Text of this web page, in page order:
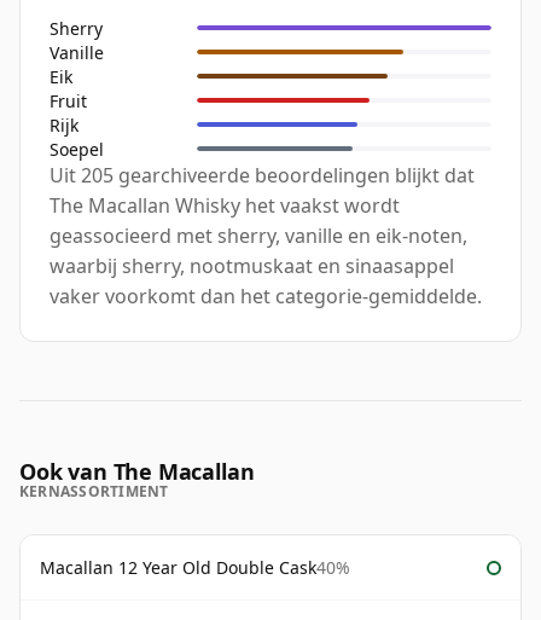
Sherry
Vanille
Eik
Fruit
Rijk
Soepel
Uit 205 gearchiveerde beoordelingen blijkt dat
The Macallan Whisky het vaakst wordt
geassocieerd met sherry, vanille en eik-noten,
waarbij sherry, nootmuskaat en sinaasappel
vaker voorkomt dan het categorie-gemiddelde.
Ook van The Macallan
KERNASSORTIMENT
Macallan 12 Year Old Double Cask40%